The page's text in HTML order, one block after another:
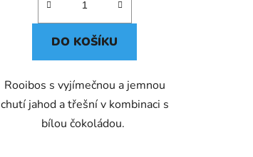
DO KOŠÍKU
Rooibos s vyjímečnou a jemnou
chutí jahod a třešní v kombinaci s
bílou čokoládou.